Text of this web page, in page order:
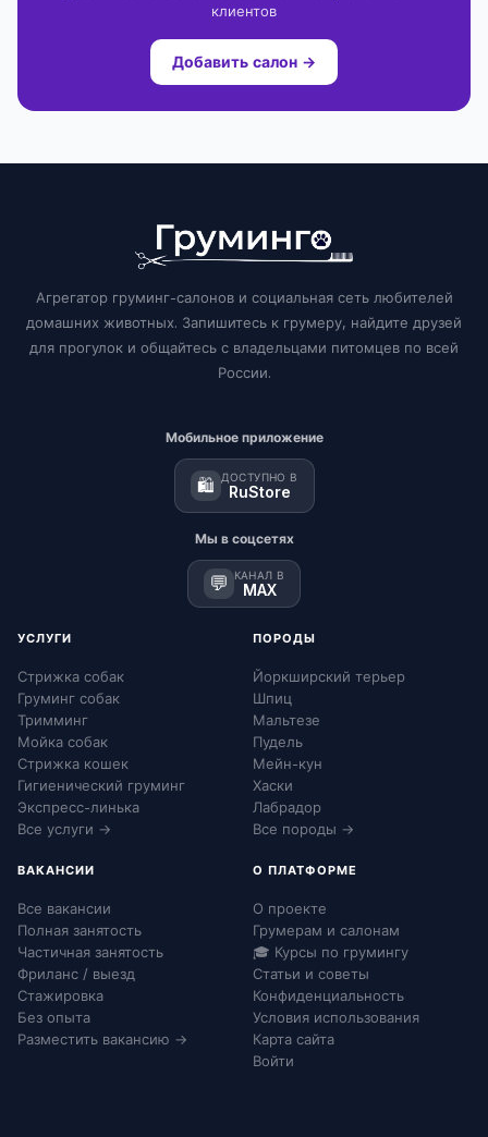
клиентов
Добавить салон →
Агрегатор груминг-салонов и социальная сеть любителей
домашних животных. Запишитесь к грумеру, найдите друзей
для прогулок и общайтесь с владельцами питомцев по всей
России.
Мобильное приложение
🛍️ ДОСТУПНО В
RuStore
Мы в соцсетях
💬 КАНАЛ В
MAX
УСЛУГИ
Стрижка собак
Груминг собак
Тримминг
Мойка собак
Стрижка кошек
Гигиенический груминг
Экспресс-линька
Все услуги →
ПОРОДЫ
Йоркширский терьер
Шпиц
Мальтезе
Пудель
Мейн-кун
Хаски
Лабрадор
Все породы →
ВАКАНСИИ
Все вакансии
Полная занятость
Частичная занятость
Фриланс / выезд
Стажировка
Без опыта
Разместить вакансию →
О ПЛАТФОРМЕ
О проекте
Грумерам и салонам
🎓 Курсы по грумингу
Статьи и советы
Конфиденциальность
Условия использования
Карта сайта
Войти